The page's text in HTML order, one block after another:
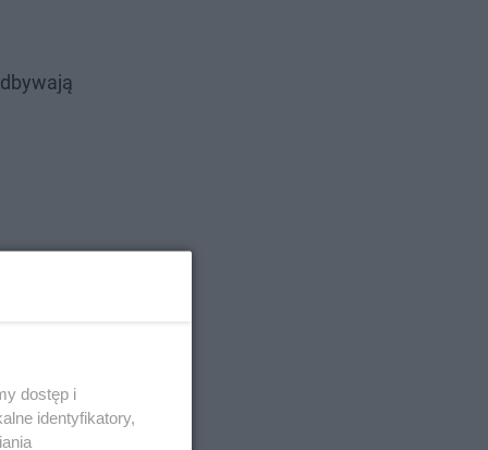
dostęp i
identyfikatory,